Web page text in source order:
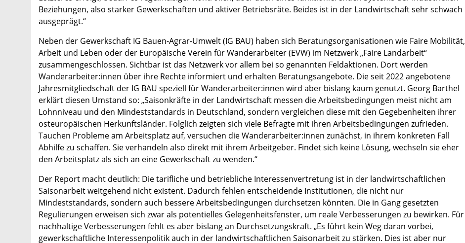
Beziehungen, also starker Gewerkschaften und aktiver Betriebsräte. Beides ist in der Landwirtschaft sehr schwach
ausgeprägt.“
Neben der Gewerkschaft IG Bauen-Agrar-Umwelt (IG BAU) haben sich Beratungsorganisationen wie Faire Mobilität,
Arbeit und Leben oder der Europäische Verein für Wanderarbeiter (EVW) im Netzwerk „Faire Landarbeit“
zusammengeschlossen. Sichtbar ist das Netzwerk vor allem bei so genannten Feldaktionen. Dort werden
Wanderarbeiter:innen über ihre Rechte informiert und erhalten Beratungsangebote. Die seit 2022 angebotene
Jahresmitgliedschaft der IG BAU speziell für Wanderarbeiter:innen wird aber bislang kaum genutzt. Georg Barthel
erklärt diesen Umstand so: „Saisonkräfte in der Landwirtschaft messen die Arbeitsbedingungen meist nicht am
Lohnniveau und den Mindeststandards in Deutschland, sondern vergleichen diese mit den Gegebenheiten ihrer
osteuropäischen Herkunftsländer. Folglich zeigten sich viele Befragte mit ihren Arbeitsbedingungen zufrieden.
Tauchen Probleme am Arbeitsplatz auf, versuchen die Wanderarbeiter:innen zunächst, in ihrem konkreten Fall
Abhilfe zu schaffen. Sie verhandeln also direkt mit ihrem Arbeitgeber. Findet sich keine Lösung, wechseln sie eher
den Arbeitsplatz als sich an eine Gewerkschaft zu wenden.“
Der Report macht deutlich: Die tarifliche und betriebliche Interessenvertretung ist in der landwirtschaftlichen
Saisonarbeit weitgehend nicht existent. Dadurch fehlen entscheidende Institutionen, die nicht nur
Mindeststandards, sondern auch bessere Arbeitsbedingungen durchsetzen könnten. Die in Gang gesetzten
Regulierungen erweisen sich zwar als potentielles Gelegenheitsfenster, um reale Verbesserungen zu bewirken. Für
nachhaltige Verbesserungen fehlt es aber bislang an Durchsetzungskraft. „Es führt kein Weg daran vorbei,
gewerkschaftliche Interessenpolitik auch in der landwirtschaftlichen Saisonarbeit zu stärken. Dies ist aber nur